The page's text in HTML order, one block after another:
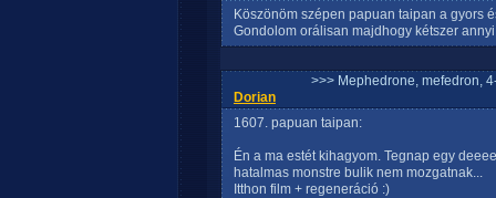
Köszönöm szépen papuan taipan a gyors
Gondolom orálisan majdhogy kétszer
>>> Mephedrone, mefedron,
Dorian
1607. papuan taipan:
Én a ma estét kihagyom. Tegnap egy
hatalmas monstre bulik nem mozgatnak...
Itthon film + regeneráció :)